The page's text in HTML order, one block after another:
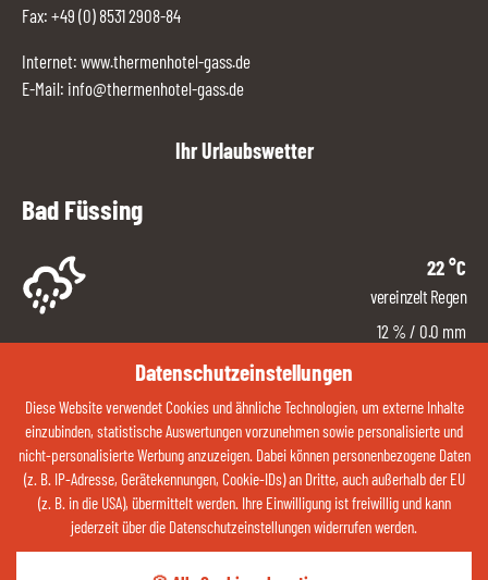
Datenschutzeinstellungen
Diese Website verwendet Cookies und ähnliche Technologien, um externe Inhalte
einzubinden, statistische Auswertungen vorzunehmen sowie personalisierte und
nicht-personalisierte Werbung anzuzeigen. Dabei können personenbezogene Daten
(z. B. IP-Adresse, Gerätekennungen, Cookie-IDs) an Dritte, auch außerhalb der EU
(z. B. in die USA), übermittelt werden. Ihre Einwilligung ist freiwillig und kann
jederzeit über die Datenschutzeinstellungen widerrufen werden.
Fax: +49 (0) 8531 2908-84
Internet: www.thermenhotel-gass.de
E-Mail: info@thermenhotel-gass.de
Ihr Urlaubswetter
Bad Füssing
22°C
vereinzelt Regen
12 % / 0.0 mm
89 %
ZUM WETTER
Kontaktieren Sie uns jetzt über Whatsapp: